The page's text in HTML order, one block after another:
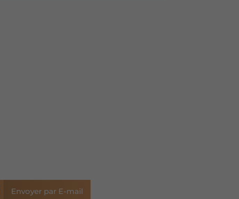
Envoyer par E-mail